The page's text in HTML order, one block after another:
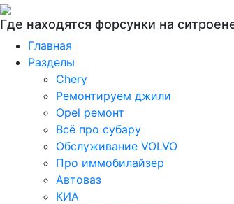
Где находятся форсунки на
Главная
Разделы
Chery
Ремонтируем джили
Opel ремонт
Всё про субару
Обслуживание VOLVO
Про иммобилайзер
Автоваз
КИА